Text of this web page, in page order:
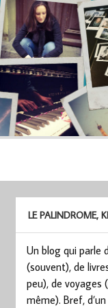
LE PALINDROME,
Un blog qui parle
(souvent), de
peu), de voyages
même). Bref,